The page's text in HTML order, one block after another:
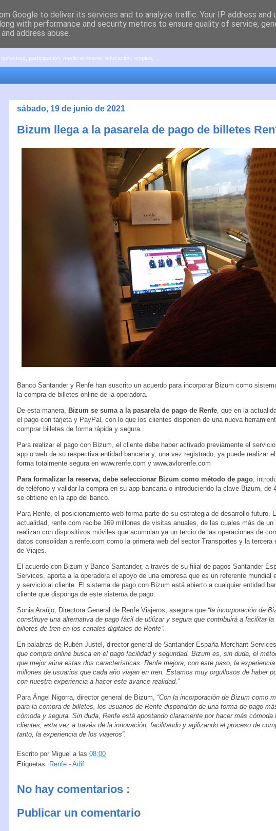
participación, medio ambiente, educación, empleo, ...
sábado, 19 de junio de 2021
Bizum llega a la pasarela de pago de billetes
Banco Santander y Renfe han suscrito un acuerdo para incorporar Bizum como
la compra de billetes online de la operadora.
De esta manera, Bizum se suma a la pasarela de pago de Renfe , que en la
el pago con tarjeta y PayPal, con lo que los clientes disponen de una nueva
comprar billetes de forma rápida y segura.
Para realizar el pago con Bizum, el cliente debe haber activado previamente el
app o web de su respectiva entidad bancaria y, una vez registrado, ya puede realizar
forma totalmente segura en www.renfe.com y www.avlorenfe.com
Para formalizar la reserva, debe seleccionar Bizum como método de pago ,
de teléfono y validar la compra en su app bancaria o introduciendo la clave Bizum, de
se obtiene en la app del banco.
Para Renfe, el posicionamiento web forma parte de su estrategia de desarrollo futuro.
actualidad, renfe.com recibe 169 millones de visitas anuales, de las cuales más de un
realizan con dispositivos móviles que acumulan ya un tercio de las operaciones de
datos consolidan a renfe.com como la primera web del sector Transportes y la tercera
de Viajes.
El acuerdo con Bizum y Banco Santander, a través de su filial de pagos Santander
Services, aporta a la operadora el apoyo de una empresa que es un referente mundial
y servicio al cliente. El sistema de pago con Bizum está abierto a cualquier entidad
cliente que disponga de este sistema de pago.
Sonia Araújo, Directora General de Renfe Viajeros, asegura que “la incorporación de
constituye una alternativa de pago fácil de utilizar y segura que contribuirá a facilitar la
billetes de tren en los canales digitales de Renfe”.
En palabras de Rubén Justel, director general de Santander España Merchant
que compra online busca en el pago facilidad y seguridad. Bizum es, sin duda, el
que mejor aúna estas dos características. Renfe mejora, con este paso, la
millones de usuarios que cada año viajan en tren. Estamos muy orgullosos de haber
con nuestra experiencia a hacer este avance realidad.”
Para Ángel Nigorra, director general de Bizum, “Con la incorporación de Bizum como
para la compra de billetes, los usuarios de Renfe dispondrán de una forma de pago
cómoda y segura. Sin duda, Renfe está apostando claramente por hacer más cómoda
clientes, esta vez a través de la innovación, facilitando y agilizando el proceso de
tanto, la experiencia de los viajeros”.
Escrito por Miguel a las 08:00
Etiquetas: Renfe - Adif
No hay comentarios :
Publicar un comentario
Google to deliver its services and to analyze traffic. Your IP address and
with performance and security metrics to ensure quality of service,
address abuse.